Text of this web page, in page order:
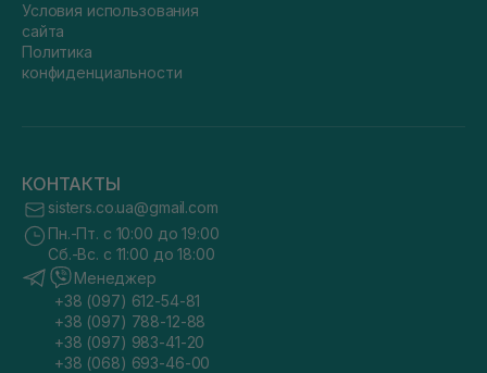
Условия использования
сайта
Политика
конфиденциальности
КОНТАКТЫ
sisters.co.ua@gmail.com
Пн.-Пт. с 10:00 до 19:00
Сб.-Вс. с 11:00 до 18:00
Менеджер
+38 (097) 612-54-81
+38 (097) 788-12-88
+38 (097) 983-41-20
+38 (068) 693-46-00